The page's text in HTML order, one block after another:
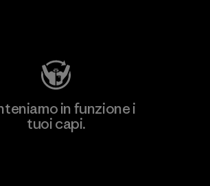
in funzione i
tuoi capi.